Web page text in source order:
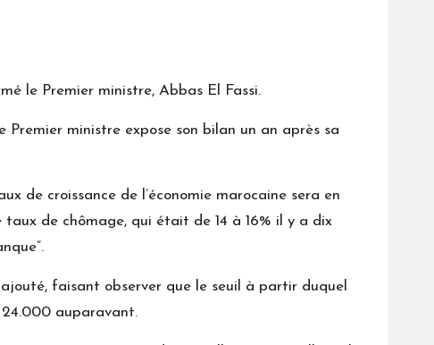
le Premier ministre, Abbas El Fassi.
Premier ministre expose son bilan un an après sa
de croissance de l’économie marocaine sera en
de chômage, qui était de 14 à 16% il y a dix
faisant observer que le seuil à partir duquel
auparavant.